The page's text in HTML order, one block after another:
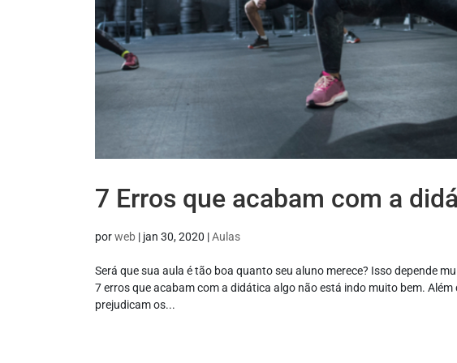
7 Erros que acabam com a
porweb | jan 30, 2020 |Aulas
Será que sua aula é tão boa quanto seu aluno merece? Isso depende
7 erros que acabam com a didática algo não está indo muito bem.
prejudicam os...